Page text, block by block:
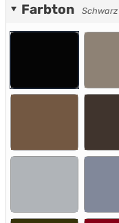
Farbton Schwarz